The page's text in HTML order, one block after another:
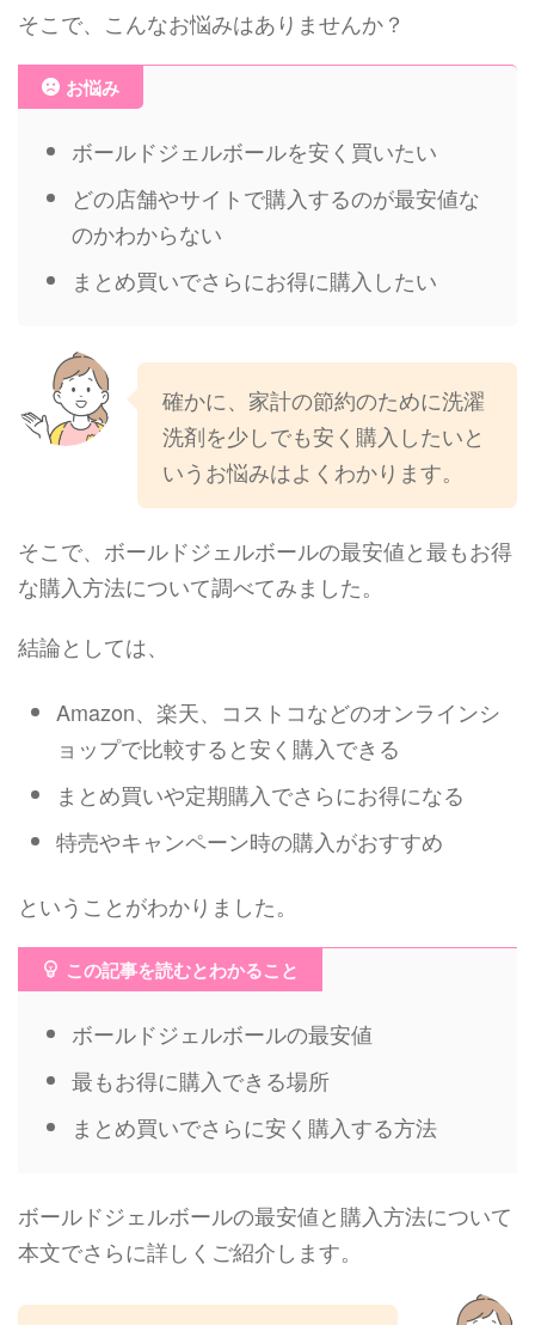
そこで、こんなお悩みはありませんか？
お悩み
ボールドジェルボールを安く買いたい
どの店舗やサイトで購入するのが最安値な
のかわからない
まとめ買いでさらにお得に購入したい
確かに、家計の節約のために洗濯
洗剤を少しでも安く購入したいと
いうお悩みはよくわかります。
そこで、ボールドジェルボールの最安値と最もお得
な購入方法について調べてみました。
結論としては、
Amazon、楽天、コストコなどのオンラインシ
ョップで比較すると安く購入できる
まとめ買いや定期購入でさらにお得になる
特売やキャンペーン時の購入がおすすめ
ということがわかりました。
この記事を読むとわかること
ボールドジェルボールの最安値
最もお得に購入できる場所
まとめ買いでさらに安く購入する方法
ボールドジェルボールの最安値と購入方法について
本文でさらに詳しくご紹介します。